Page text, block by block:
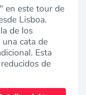
en este tour de
Lisboa.
de los
cata de
Esta
de